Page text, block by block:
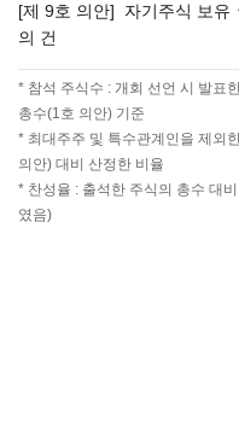
[제 9호 의안] 자기주식 보유
의 건
* 참석 주식수 : 개회 선언 시 발표
총수(1호 의안) 기준
* 최대주주 및 특수관계인을 제외
의안) 대비 산정한 비율
* 찬성율 : 출석한 주식의 총수 대
였음)